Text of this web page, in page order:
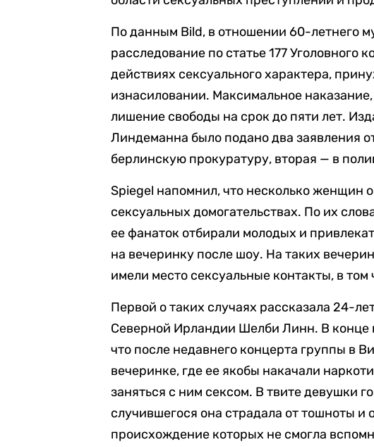
По данным Bild, в отношении 60-летнего
расследование по статье 177 Уголовного
действиях сексуального характера,
изнасиловании. Максимальное
лишение свободы на срок до пяти лет.
Линдеманна было подано два заявления
берлинскую прокуратуру, вторая — в
Spiegel напомнил, что несколько женщин
сексуальных домогательствах. По их
ее фанаток отбирали молодых и
на вечеринку после шоу. На таких
имели место сексуальные контакты, в
Первой о таких случаях рассказала 24-
Северной Ирландии Шелби Линн. В конце
что после недавнего концерта группы в
вечеринке, где ее якобы накачали
заняться с ним сексом. В твите девушки
случившегося она страдала от тошноты и
происхождение которых не смогла